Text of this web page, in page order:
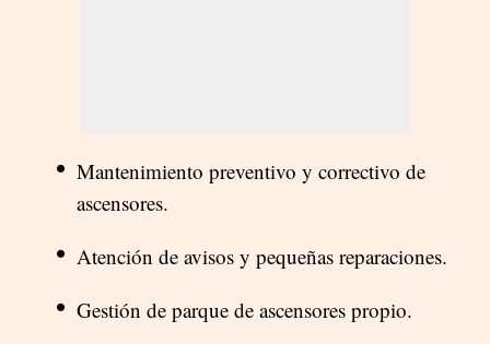
Mantenimiento preventivo y correctivo de
ascensores.
Atención de avisos y pequeñas reparaciones.
Gestión de parque de ascensores propio.